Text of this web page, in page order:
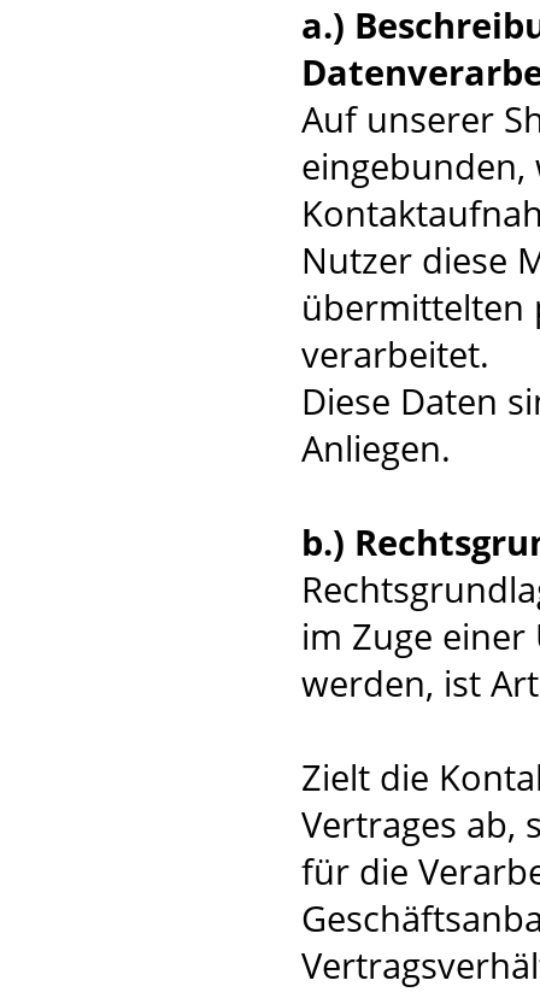
a.)
Auf unserer
eingebunden,
Nutzer diese
übermittelten
verarbeitet.
Diese Daten
Anliegen.
b.)
im Zuge
werden, ist
Zielt die
Vertrages ab,
für die